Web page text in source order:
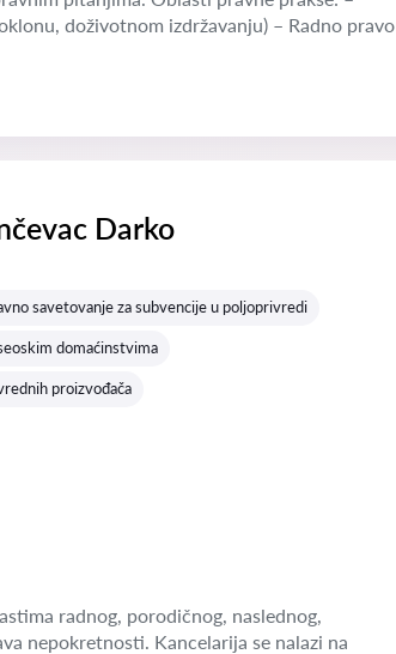
doživotnom izdržavanju) – Radno pravo
Darko
savetovanje za subvencije u poljoprivredi
domaćinstvima
proizvođača
radnog, porodičnog, naslednog,
nepokretnosti. Kancelarija se nalazi na